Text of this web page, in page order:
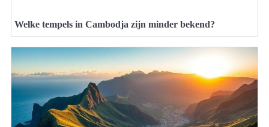
Welke tempels in Cambodja zijn minder bekend?